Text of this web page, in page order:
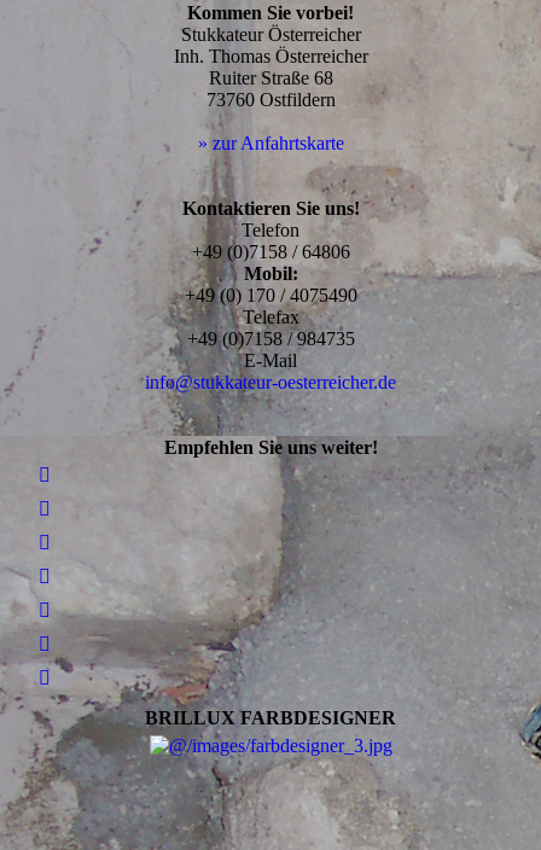
Kommen Sie vorbei!
Stukkateur Österreicher
Inh. Thomas Österreicher
Ruiter Straße 68
73760 Ostfildern
» zur Anfahrtskarte
Kontaktieren Sie uns!
Telefon
+49 (0)7158 / 64806
Mobil:
+49 (0) 170 / 4075490
Telefax
+49 (0)7158 / 984735
E-Mail
info@stukkateur-oesterreicher.de
Empfehlen Sie uns weiter!
BRILLUX FARBDESIGNER